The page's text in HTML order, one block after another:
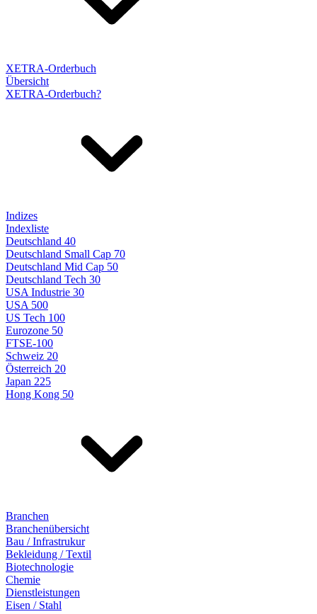
XETRA-Orderbuch
Übersicht
XETRA-Orderbuch?
Indizes
Indexliste
Deutschland 40
Deutschland Small Cap 70
Deutschland Mid Cap 50
Deutschland Tech 30
USA Industrie 30
USA 500
US Tech 100
Eurozone 50
FTSE-100
Schweiz 20
Österreich 20
Japan 225
Hong Kong 50
Branchen
Branchenübersicht
Bau / Infrastrukur
Bekleidung / Textil
Biotechnologie
Chemie
Dienstleistungen
Eisen / Stahl